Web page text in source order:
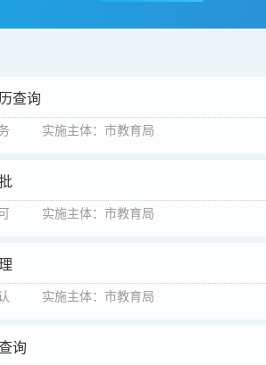
查询
务 实施主体：市教育局
可 实施主体：市教育局
认 实施主体：市教育局
询